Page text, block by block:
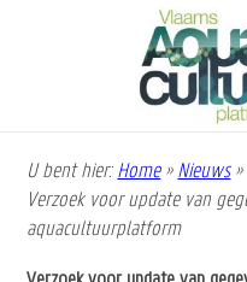
gaan
Kruimelpad
U bent hier: Home » Nieuws »
Verzoek voor update van
aquacultuurplatform